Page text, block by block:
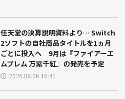
任天堂の決算説明資料より… Switch
2ソフトの自社商品タイトルを1ヵ月
ごとに投入へ 9月は『ファイアーエ
ムブレム 万紫千紅』の発売を予定
2026.08.06 16:41